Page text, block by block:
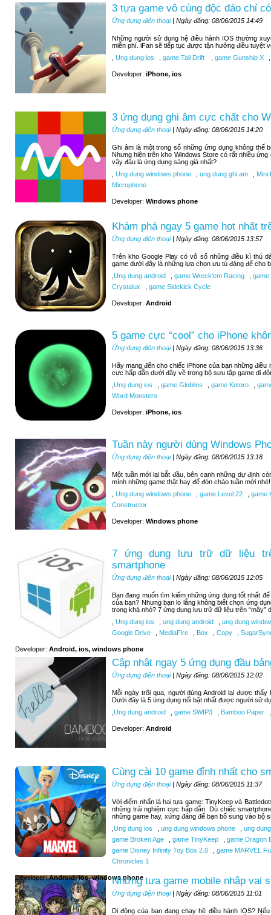
3 tựa game vô cùng độc đáo chỉ
Ứng dụng điện thoại| Ngày đăng: 08/06/2015 14:49
Những người sử dụng hệ điều hành IOS thường
miễn phí. iFan sẽ tiếp tục được tận hưởng điều tuyệt
Ung dung ios game Tail Drift game Gunship X
Developer: iPhone, ios
3 ứng dụng ghi âm cực chất cho
Ứng dụng điện thoại| Ngày đăng: 08/06/2015 14:20
Ghi âm là một trong số những ứng dụng không thể
Nhưng hiện trên kho Windows Store có rất nhiều
vậy đâu là ứng dụng sáng giá nhất?
Ung dung windows phone ung dung ghi am
Mini
Microphone
Developer: Windows phone
Khám phá ngay 5 game hot nhất
Ứng dụng điện thoại| Ngày đăng: 08/06/2015 13:57
Trên kho Google Play có vô số những điều kì thú
game dưới đây là những lựa chọn ưu tú đáng để cho
Ung dung android game Wreck’em Racing
game
Crystalux
game Sidekick Cycle
Developer: Android
5 game cực “cool” cho iPhone
Ứng dụng điện thoại| Ngày đăng: 08/06/2015 13:36
Hãy mang đến cho chiếc iPhone của bạn những
cực hấp dẫn dưới đây về trong bộ sưu tập game di
Ung dung ios game Globlins game Kotoro
Word Monsters
Developer: iPhone, ios
Tuần này người dùng Windows
Ứng dụng điện thoại| Ngày đăng: 08/06/2015 13:18
Một tuần mới lại bắt đầu, bên cạnh những dự định
mình những game thật hay để đón chào tuần mới nhé!
Ung dung windows phone game Level 22
game
Constructor
Developer: Windows phone
7 ứng dụng lưu trữ dữ liệu
smartphone
Ứng dụng điện thoại| Ngày đăng: 08/06/2015 12:05
Bạn đang muốn tìm kiếm những ứng dụng tốt nhất
của bạn? Nhưng bạn lo lắng không biết chọn ứng
trong khá nhỏ? 7 ứng dụng lưu trữ dữ liệu trên “mây”
Ung dung ios ung dung android
ung dung
Google Drive
MediaFire Box Copy
Developer: Android, ios, windows phone
Cập nhật ngay 5 ứng dụng đầu
Ứng dụng điện thoại| Ngày đăng: 08/06/2015 12:02
Mỗi ngày trôi qua, người dùng Android lại được
Dưới đây là 5 ứng dụng nổi bật nhất được người sử
Ung dung android game SWIP3 Bamboo Paper
Developer: Android
Cùng cài 10 game đỉnh nhất cho
Ứng dụng điện thoại| Ngày đăng: 08/06/2015 11:37
Với điểm nhấn là hai tựa game: TinyKeep và
những trải nghiệm cực hấp dẫn. Dù chiếc
những game hay, xứng đáng để bạn bổ sung vào bộ
Ung dung ios ung dung windows phone
ung
game Broken Age
game TinyKeep
game Dragon
game Disney Infinity Toy Box 2.0
game MARVEL
Chronicles 1
Developer:Android, ios, windows phoneNhững tựa game mobile nhập vai
Ứng dụng điện thoại| Ngày đăng: 08/06/2015 11:01
Di động của bạn đang chạy hệ điều hành IOS?